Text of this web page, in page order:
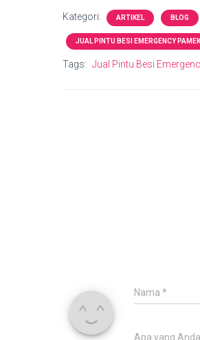
Kategori: ARTIKEL BLOG
JUAL PINTU BESI EMERGENCY
Tags: Jual Pintu Besi
Nama *
Apa yang